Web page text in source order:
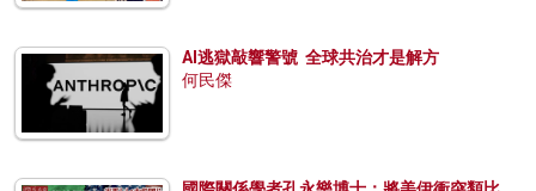
AI逃獄敲響警號 全球共治才是解方
何民傑